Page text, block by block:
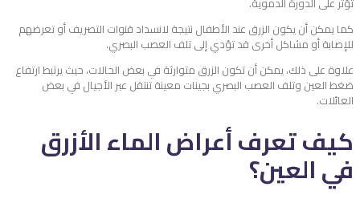
كما يمكن أن يكون الزرق عند الأطفال نتيجة لانسداد قنوات التصريف أو تعرضهم
للإصابة أو مشاكل أخرى قد تؤدي إلى تلف العصب البصري.
علاوة على ذلك، يمكن أن تكون الزرق متوارثة في بعض الحالات، حيث يرتبط ارتفاع
ضغط العين وتلف العصب البصري بجينات معينة تنتقل عبر الأجيال في بعض
العائلات.
كيف تعرف أعراض الماء الأزرق
في العين؟